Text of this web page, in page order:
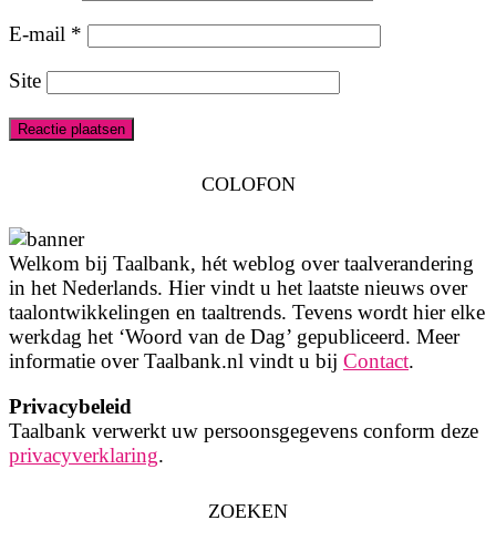
E-mail *
Site
COLOFON
Welkom bij Taalbank, hét weblog over taalverandering
in het Nederlands. Hier vindt u het laatste nieuws over
taalontwikkelingen en taaltrends. Tevens wordt hier elke
werkdag het ‘Woord van de Dag’ gepubliceerd. Meer
informatie over Taalbank.nl vindt u bij Contact.
Privacybeleid
Taalbank verwerkt uw persoonsgegevens conform deze
privacyverklaring.
ZOEKEN